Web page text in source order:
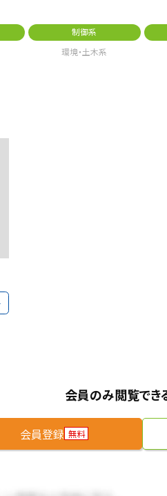
制御系
環境・土木系
会員のみ閲覧でき
会員登録 無料